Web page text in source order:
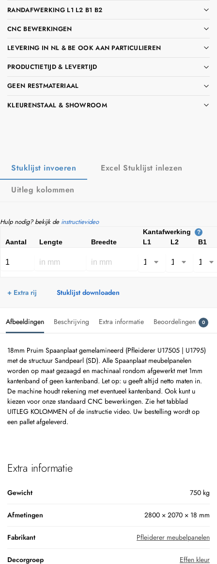
RANDAFWERKING L1 L2 B1 B2
CNC BEWERKINGEN
LEVERING IN NL & BE OOK AAN PARTICULIEREN
PRODUCTIETIJD & LEVERTIJD
GEEN RESTMATERIAAL
KLEURENSTAAL & SHOWROOM
Stuklijst invoeren
Excel Stuklijst inlezen
Uitleg kolommen
Hulp nodig? bekijk de instructievideo
Kantafwerking ?
Aantal Lengte Breedte L1 L2 B1
+ Extra rij Stuklijst downloaden
Afbeeldingen Beschrijving Extra informatie Beoordelingen 0
18mm Pruim Spaanplaat gemelamineerd (Pfleiderer U17505 | U1795)
met de structuur Sandpearl (SD). Alle Spaanplaat meubelpanelen
worden op maat gezaagd en machinaal rondom afgewerkt met 1mm
kantenband of geen kantenband. Let op: u geeft altijd netto maten in.
De machine houdt rekening met eventueel kantenband. Ook kunt u
kiezen voor onze standaard CNC bewerkingen. Zie het tabblad
UITLEG KOLOMMEN of de instructie video. Uw bestelling wordt op
een pallet afgeleverd.
Extra informatie
Gewicht 750 kg
Afmetingen 2800 × 2070 × 18 mm
Fabrikant Pfleiderer meubelpanelen
Decorgroep Effen kleur